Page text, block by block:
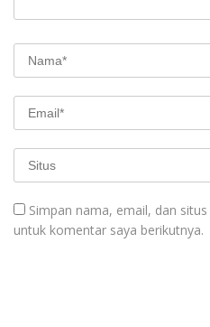
Simpan nama, email, dan
untuk komentar saya berikutnya.